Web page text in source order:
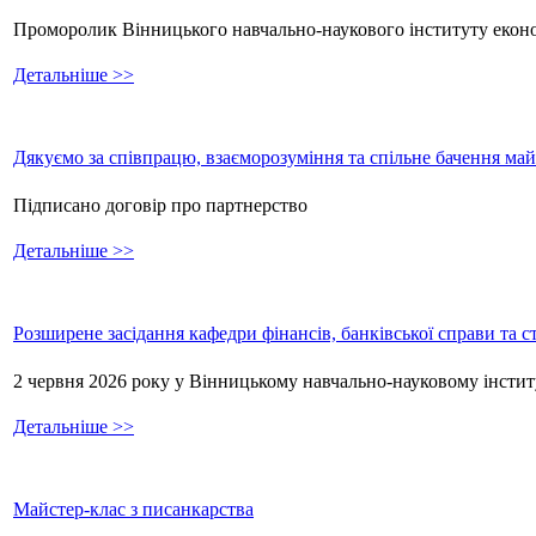
Проморолик Вінницького навчально-наукового інституту
Детальніше >>
Дякуємо за співпрацю, взаєморозуміння та спільне бачення
Підписано договір про партнерство
Детальніше >>
Розширене засідання кафедри фінансів, банківської справи та
2 червня 2026 року у Вінницькому навчально-науковому
Детальніше >>
Майстер-клас з писанкарства